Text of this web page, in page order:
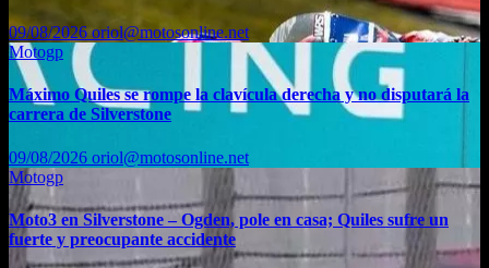
09/08/2026 oriol@motosonline.net
Motogp
Máximo Quiles se rompe la clavícula derecha y no disputará la
carrera de Silverstone
09/08/2026 oriol@motosonline.net
Motogp
Moto3 en Silverstone – Ogden, pole en casa; Quiles sufre un
fuerte y preocupante accidente